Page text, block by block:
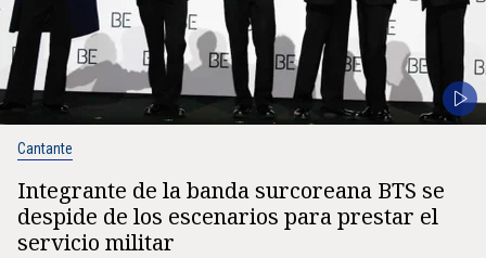
Cantante
Integrante de la banda surcoreana BTS se
despide de los escenarios para prestar el
servicio militar